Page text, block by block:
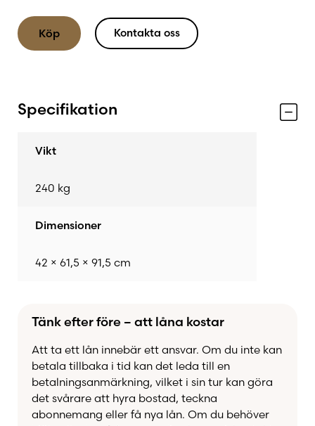
värmemagasin
temperaturer upp till
temperaturväxlingar utan att spricka. Tack vare
och jämnt
traditionella hem. Den storaglasluckan
insyn till lågornas spel och förhöjer mysfaktorn i
rummet. Samtidigt bidrar gjutjärnskonstruktionen
medstabilitet och lång livslängd .
Köp Kontakta oss
Specifikation
Vikt
240 kg
Dimensioner
42 × 61,5 × 91,5 cm
Tänk efter före – att låna kostar
Att ta ett lån innebär ett ansvar. Om du inte kan
betala tillbaka i tid kan det leda till en
betalningsanmärkning, vilket i sin tur kan göra
det svårare att hyra bostad, teckna
abonnemang eller få nya lån. Om du behöver